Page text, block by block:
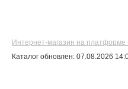
Интернет-магазин на
Каталог обновлен: 07.08.2026